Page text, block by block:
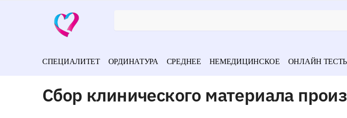
СПЕЦИАЛИТЕТ ОРДИНАТУРА СРЕДНЕЕ НЕМЕДИЦИНСКОЕ ОНЛАЙН
Сбор клинического материала